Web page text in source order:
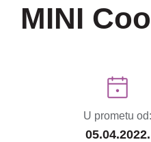
MINI
U prometu od:
05.04.2022.